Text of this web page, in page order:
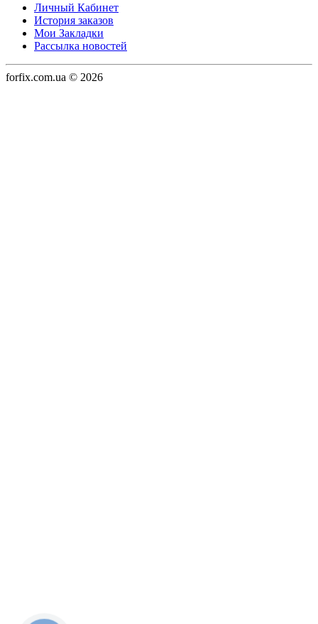
Личный Кабинет
История заказов
Мои Закладки
Рассылка новостей
forfix.com.ua © 2026